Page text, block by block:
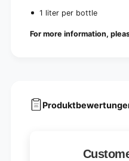
1 liter per bottle
For more information,